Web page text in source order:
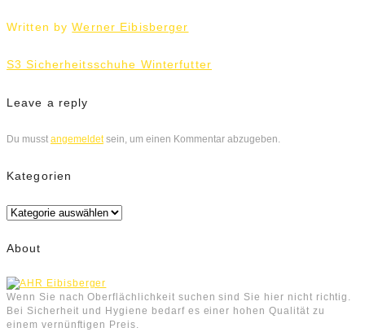
Written byWerner Eibisberger
Beitrags-
Navigation
S3 Sicherheitsschuhe Winterfutter
Leave a reply
Du musst angemeldetsein, um einen Kommentar abzugeben.
Kategorien
Kategorien
About
Wenn Sie nach Oberflächlichkeit suchen sind Sie hier nicht richtig.
Bei Sicherheit und Hygiene bedarf es einer hohen Qualität zu
einem vernünftigen Preis.